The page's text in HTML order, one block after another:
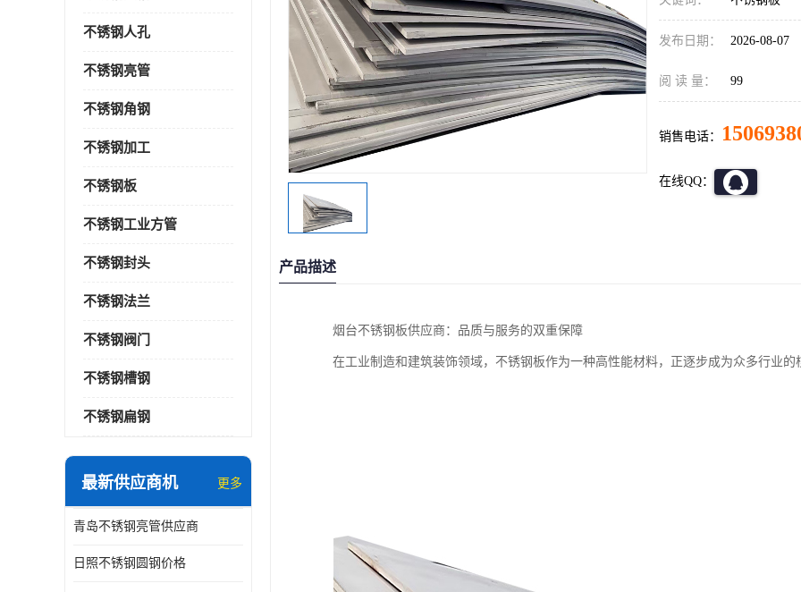
不锈钢人孔
不锈钢亮管
不锈钢角钢
不锈钢加工
不锈钢板
不锈钢工业方管
不锈钢封头
不锈钢法兰
不锈钢阀门
不锈钢槽钢
不锈钢扁钢
最新供应商机 更多
青岛不锈钢亮管供应商
日照不锈钢圆钢价格
发布日期： 2026-08-07
阅 读 量： 99
销售电话：
在线QQ：
产品描述
烟台不锈钢板供应商：品质与服务的双重保障
在工业制造和建筑装饰领域，不锈钢板作为一种高性能材料，正逐步成为众多行业的